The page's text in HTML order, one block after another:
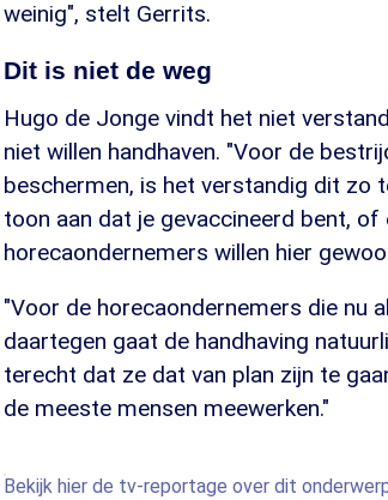
weinig", stelt Gerrits.
Dit is niet de weg
Hugo de Jonge vindt het niet
niet willen handhaven. "Voor de
beschermen, is het verstandig dit zo
toon aan dat je gevaccineerd bent,
horecaondernemers willen hier
"Voor de horecaondernemers die nu
daartegen gaat de handhaving
terecht dat ze dat van plan zijn te
de meeste mensen meewerken."
Bekijk hier de tv-reportage over dit